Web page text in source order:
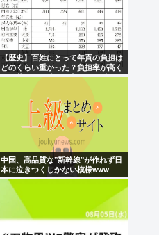
【歴史】百姓にとって年貢の負担は
どのくらい重かった？負担率が高く
ても暮らしを続ける家がある反面、
中国、高品質な”新幹線”が作れず日
本に泣きつくしかない模様www